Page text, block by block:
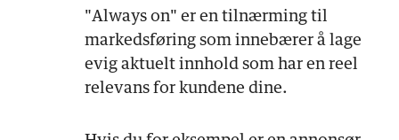
"Always on" er en tilnærming til
markedsføring som innebærer å lage
evig aktuelt innhold som har en reel
relevans for kundene dine.